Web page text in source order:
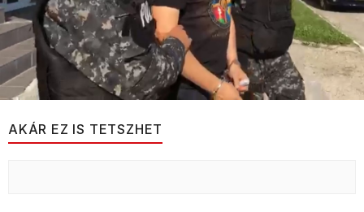
AKÁR EZ IS TETSZHET